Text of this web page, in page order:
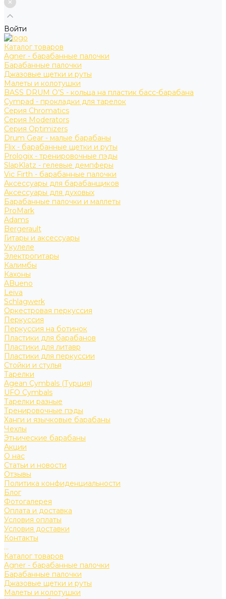
Войти
Каталог товаров
Agner - барабанные палочки
Барабанные палочки
Джазовые щетки и руты
Малеты и колотушки
BASS DRUM O’S - кольца на пластик басс-барабана
Cympad - прокладки для тарелок
Серия Chromatics
Серия Moderators
Серия Optimizers
Drum Gear - малые барабаны
Flix - барабанные щетки и руты
Prologix - тренировочные пэды
SlapKlatz - гелевые демпферы
Vic Firth - барабанные палочки
Аксессуары для барабанщиков
Аксессуары для духовых
Барабанные палочки и маллеты
ProMark
Adams
Bergerault
Гитары и аксессуары
Укулеле
Электрогитары
Калимбы
Кахоны
ABueno
Leiva
Schlagwerk
Оркестровая перкуссия
Перкуссия
Перкуссия на ботинок
Пластики для барабанов
Пластики для литавр
Пластики для перкуссии
Стойки и стулья
Тарелки
Agean Cymbals (Турция)
UFO Cymbals
Тарелки разные
Тренировочные пэды
Ханги и язычковые барабаны
Чехлы
Этнические барабаны
Акции
О нас
Статьи и новости
Отзывы
Политика конфиденциальности
Блог
Фотогалерея
Оплата и доставка
Условия оплаты
Условия доставки
Контакты
...
Каталог товаров
Agner - барабанные палочки
Барабанные палочки
Джазовые щетки и руты
Малеты и колотушки